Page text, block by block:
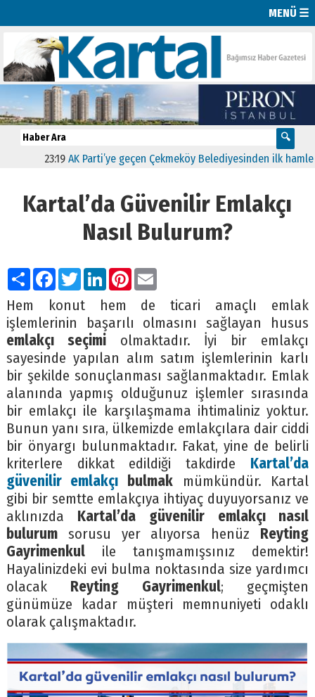
MENÜ ☰
AK Parti’ye geçen Çekmeköy Belediyesinden ilk hamle
Kartal’da Güvenilir Emlakçı
Nasıl Bulurum?
PaylaşFacebook
TwitterLinkedIn
Pinterest
Email
Hem konut hem de ticari amaçlı emlak
işlemlerinin başarılı olmasını sağlayan husus
emlakçı seçimiolmaktadır. İyi bir emlakçı
sayesinde yapılan alım satım işlemlerinin karlı
bir şekilde sonuçlanması sağlanmaktadır. Emlak
alanında yapmış olduğunuz işlemler sırasında
bir emlakçı ile karşılaşmama ihtimaliniz yoktur.
Bunun yanı sıra, ülkemizde emlakçılara dair ciddi
bir önyargı bulunmaktadır. Fakat, yine de belirli
kriterlere dikkat edildiği takdirde Kartal’da
güvenilir emlakçı bulmak mümkündür. Kartal
gibi bir semtte emlakçıya ihtiyaç duyuyorsanız ve
aklınızda Kartal’da güvenilir emlakçı nasıl
bulurumsorusu yer alıyorsa henüz Reyting
Gayrimenkulile tanışmamışsınız demektir!
Hayalinizdeki evi bulma noktasında size yardımcı
olacak Reyting Gayrimenkul; geçmişten
günümüze kadar müşteri memnuniyeti odaklı
olarak çalışmaktadır.